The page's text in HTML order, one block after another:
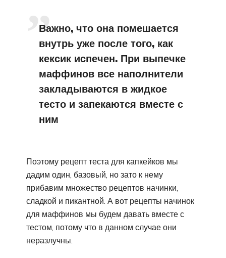
Важно, что она помешается
внутрь уже после того, как
кексик испечен. При выпечке
маффинов все наполнители
закладываются в жидкое
тесто и запекаются вместе с
ним
Поэтому рецепт теста для капкейков мы
дадим один, базовый, но зато к нему
прибавим множество рецептов начинки,
сладкой и пикантной. А вот рецепты начинок
для маффинов мы будем давать вместе с
тестом, потому что в данном случае они
неразлучны.